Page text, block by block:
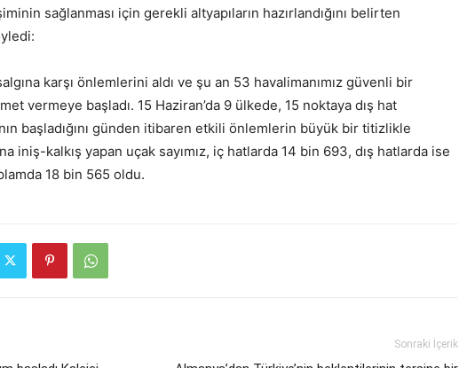
sağlanması için gerekli altyapıların hazırlandığını belirten
karşı önlemlerini aldı ve şu an 53 havalimanımız güvenli bir
vermeye başladı. 15 Haziran’da 9 ülkede, 15 noktaya dış hat
başladığını günden itibaren etkili önlemlerin büyük bir titizlikle
iniş-kalkış yapan uçak sayımız, iç hatlarda 14 bin 693, dış hatlarda ise
18 bin 565 oldu.
Sonraki İçerik